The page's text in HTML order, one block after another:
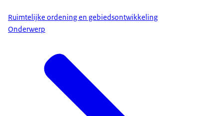
Ruimtelijke ordening en gebiedsontwikkeling
Onderwerp